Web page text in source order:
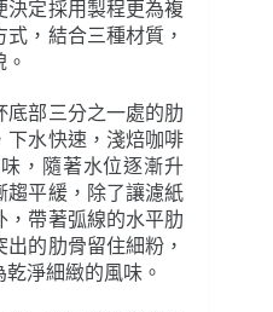
決定採用製程更為複
，結合三種材質，
底部三分之一處的肋
下水快速，淺焙咖啡
，隨著水位逐漸升
趨平緩，除了讓濾紙
，帶著弧線的水平肋
的肋骨留住細粉，
淨細緻的風味。